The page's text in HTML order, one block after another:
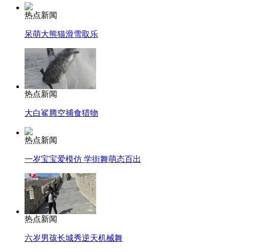
热点新闻
呆萌大熊猫滑雪取乐
热点新闻
大白鲨腾空捕食猎物
热点新闻
一岁宝宝爱模仿 学街舞萌态百出
热点新闻
六岁男孩长城秀逆天机械舞